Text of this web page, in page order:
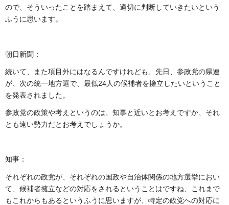
ので、そういったことを踏まえて、適切に判断していきたいという
ふうに思います。
朝日新聞：
続いて、また項目外にはなるんですけれども、先日、参政党の県連
が、次の統一地方選で、最低24人の候補者を擁立したいということ
を発表されました。
参政党の政策や考えというのは、知事と近いとお考えですか、それ
とも遠い勢力だとお考えでしょうか。
知事：
それぞれの政党が、それぞれの国政や自治体関係の地方選挙におい
て、候補者擁立などの対応をされるということはですね、これまで
もこれからもあるというふうに思いますが、特定の政党への対応に